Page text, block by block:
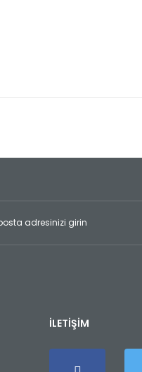
Yorum Yaz
İLETİŞİM